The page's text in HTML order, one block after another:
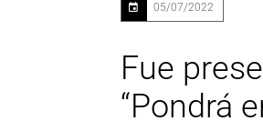
05/07/2022
Fue
“Pondrá